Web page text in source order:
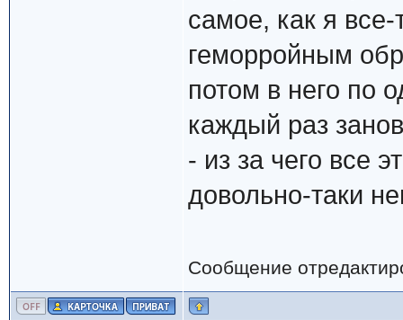
самое, как я
геморройным
потом в него по
каждый раз
- из за чего все
довольно-таки
Сообщение